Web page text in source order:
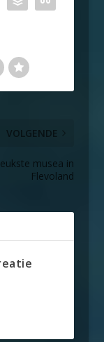
VOLGENDE
musea in
Flevoland